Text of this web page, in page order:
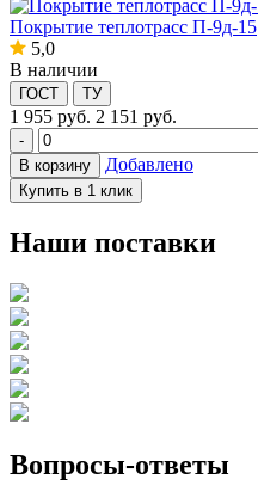
Покрытие теплотрасс П-9д-15
5,0
В наличии
ГОСТ ТУ
1 955 руб. 2 151 руб.
-
В корзину
Добавлено
Купить в 1 клик
Наши поставки
Вопросы-ответы